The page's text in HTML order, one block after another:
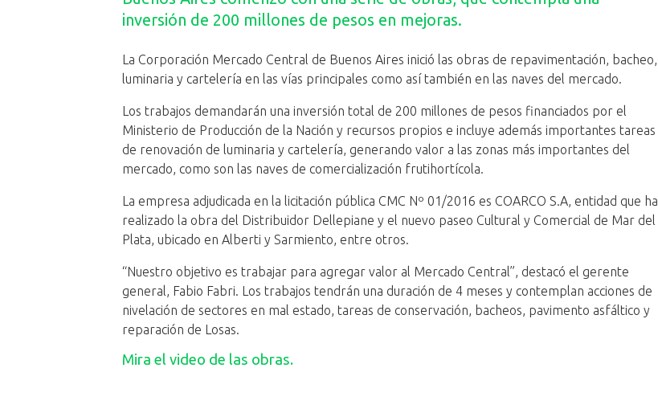
inversión de 200 millones de pesos en mejoras.
La Corporación Mercado Central de Buenos Aires inició las obras de repavimentación, bacheo,
luminaria y cartelería en las vías principales como así también en las naves del mercado.
Los trabajos demandarán una inversión total de 200 millones de pesos financiados por el
Ministerio de Producción de la Nación y recursos propios e incluye además importantes tareas
de renovación de luminaria y cartelería, generando valor a las zonas más importantes del
mercado, como son las naves de comercialización frutihortícola.
La empresa adjudicada en la licitación pública CMC Nº 01/2016 es COARCO S.A, entidad que ha
realizado la obra del Distribuidor Dellepiane y el nuevo paseo Cultural y Comercial de Mar del
Plata, ubicado en Alberti y Sarmiento, entre otros.
“Nuestro objetivo es trabajar para agregar valor al Mercado Central”, destacó el gerente
general, Fabio Fabri. Los trabajos tendrán una duración de 4 meses y contemplan acciones de
nivelación de sectores en mal estado, tareas de conservación, bacheos, pavimento asfáltico y
reparación de Losas.
Mira el video de las obras.